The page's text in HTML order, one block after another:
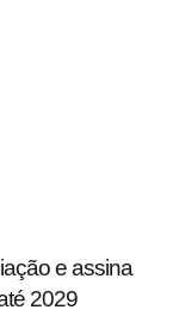
e assina
2029